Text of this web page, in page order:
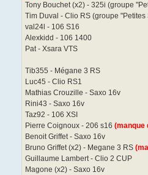
Tony Bouchet (x2) - 325i (groupe
Tim Duval - Clio RS (groupe "Petites
val24l - 106 S16
Alexkidd - 106 1400
Pat - Xsara VTS
Tib355 - Mégane 3 RS
Luc45 - Clio RS1
Mathias Crouzille - Saxo 16v
Rini43 - Saxo 16v
Taz92 - 106 XSI
Pierre Coignoux - 206 s16 (manque
Benoit Griffet - Saxo 16v
Bruno Griffet (x2) - Megane 3 RS
Guillaume Lambert - Clio 2 CUP
Magone (x2) - Saxo 16v